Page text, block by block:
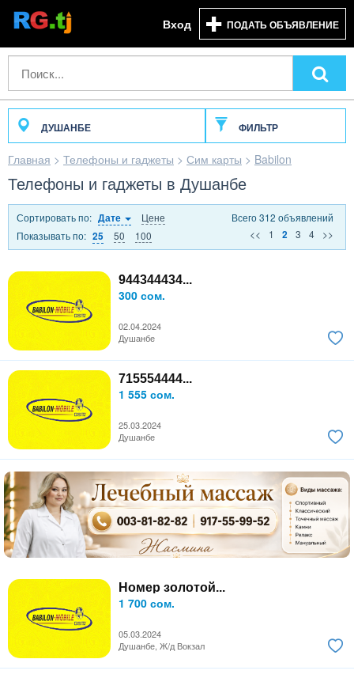
Вход ПОДАТЬ ОБЪЯВЛЕНИЕ
ДУШАНБЕ ФИЛЬТР
Главная > Телефоны и гаджеты > Сим карты > Babilon
Телефоны и гаджеты в Душанбе
Сортировать по: Дате
Цене
Показывать по: 25 50 100
Всего 312 объявлений
<<
1 2 3 4 >>
944344434...
300 сом.
02.04.2024
Душанбе
715554444...
1 555 сом.
25.03.2024
Душанбе
Номер золотой...
1 700 сом.
05.03.2024
Душанбе, Ж/д Вокзал